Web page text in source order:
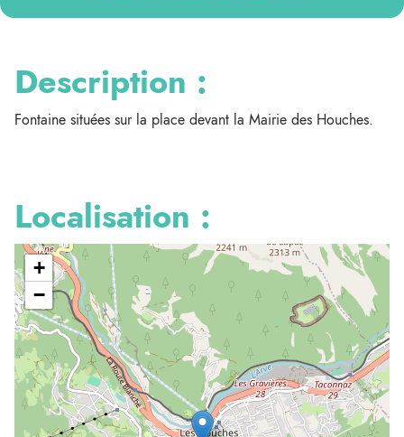
Description :
Fontaine situées sur la place devant la Mairie des Houches.
Localisation :
+
−